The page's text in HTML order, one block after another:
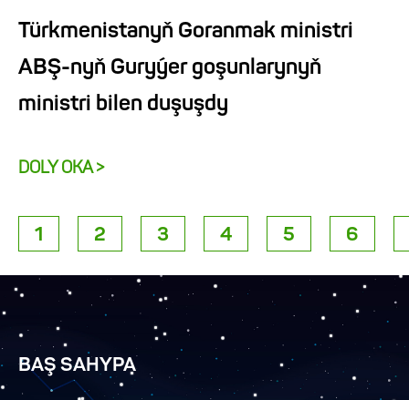
Türkmenistanyň Goranmak ministri
ABŞ-nyň Guryýer goşunlarynyň
ministri bilen duşuşdy
DOLY OKA >
1 2 3 4 5 6
BAŞ SAHYPA